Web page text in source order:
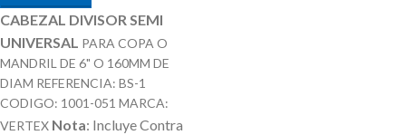
CABEZAL DIVISOR SEMI
UNIVERSAL PARA COPA O
MANDRIL DE 6" O 160MM DE
DIAM REFERENCIA: BS-1
CODIGO: 1001-051 MARCA:
VERTEX Nota: Incluye Contra